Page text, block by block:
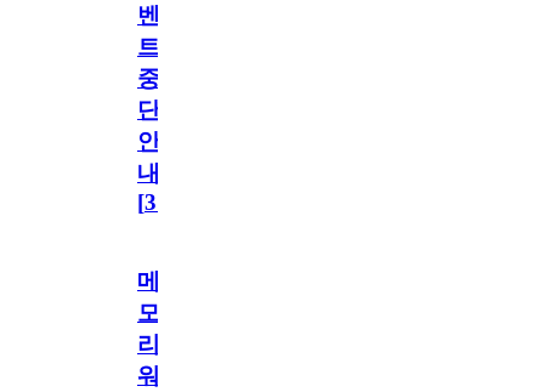
벤
트
중
단
안
내
[31
메
모
리
워